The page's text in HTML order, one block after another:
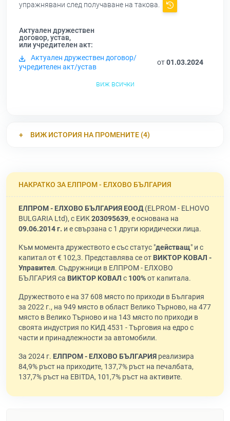
упражнявани след получаване на такова.
Актуален дружествен
договор, устав,
или учредителен акт:
Актуален дружествен договор/
учредителен акт/устав
от01.03.2024
виж всички
ВИЖ ИСТОРИЯ НА ПРОМЕНИТЕ (4)
НАКРАТКО ЗА ЕЛПРОМ - ЕЛХОВО БЪЛГАРИЯ
ЕЛПРОМ - ЕЛХОВО БЪЛГАРИЯ ЕООД(ELPROM - ELHOVO
BULGARIA Ltd), с ЕИК203095639, е основана на
09.06.2014 г. и е свързана с 1 други юридически лица.
Към момента дружеството е със статус "действащ" и с
капитал от € 102,3. Представлява се от ВИКТОР КОВАЛ -
Управител. Съдружници в ЕЛПРОМ - ЕЛХОВО
БЪЛГАРИЯ са ВИКТОР КОВАЛ с 100%от капитала.
Дружеството е на 37 608 място по приходи в България
за 2022 г., на 949 място в област Велико Търново, на 477
място в Велико Търново и на 143 място по приходи в
своята индустрия по КИД 4531 - Търговия на едро с
части и принадлежности за автомобили.
За 2024 г. ЕЛПРОМ - ЕЛХОВО БЪЛГАРИЯ реализира
84,9% ръст на приходите, 137,7% ръст на печалбата,
137,7% ръст на EBITDA, 101,7% ръст на активите.